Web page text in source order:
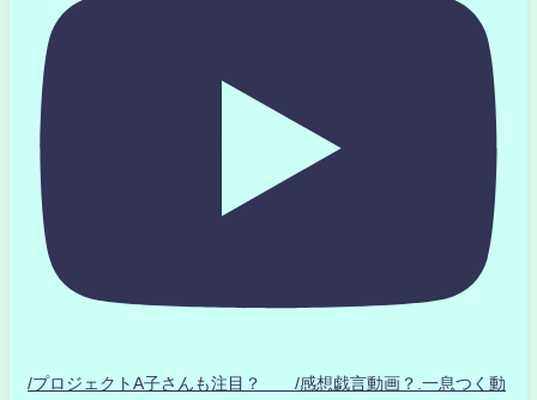
/プロジェクトA子さんも注目？ /感想戯言動画？.一息つく動